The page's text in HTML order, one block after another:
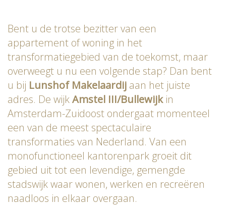
Bent u de trotse bezitter van een
appartement of woning in het
transformatiegebied van de toekomst, maar
overweegt u nu een volgende stap? Dan bent
u bij Lunshof Makelaardij aan het juiste
adres. De wijkAmstel III/Bullewijkin
Amsterdam-Zuidoost ondergaat momenteel
een van de meest spectaculaire
transformaties van Nederland. Van een
monofunctioneel kantorenpark groeit dit
gebied uit tot een levendige, gemengde
stadswijk waar wonen, werken en recreëren
naadloos in elkaar overgaan.